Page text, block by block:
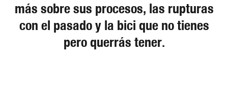
más sobre sus procesos, las rupturas
con el pasado y la bici que no tienes
pero querrás tener.